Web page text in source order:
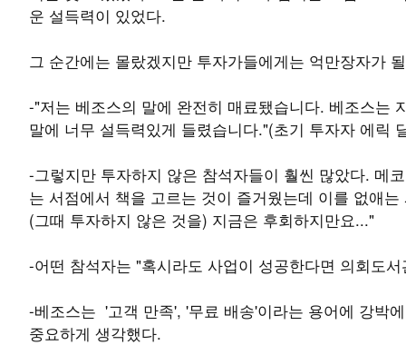
운 설득력이 있었다.
그 순간에는 몰랐겠지만 투자가들에게는 억만장자가
-"저는 베조스의 말에 완전히 매료됐습니다. 베조스는
말에 너무 설득력있게 들렸습니다."(초기 투자자 에릭
-그렇지만 투자하지 않은 참석자들이 훨씬 많았다. 메
는 서점에서 책을 고르는 것이 즐거웠는데 이를 없애
(그때 투자하지 않은 것을) 지금은 후회하지만요..."
-어떤 참석자는 "혹시라도 사업이 성공한다면 의회도
-베조스는 '고객 만족', '무료 배송'이라는 용어에 강박
중요하게 생각했다.